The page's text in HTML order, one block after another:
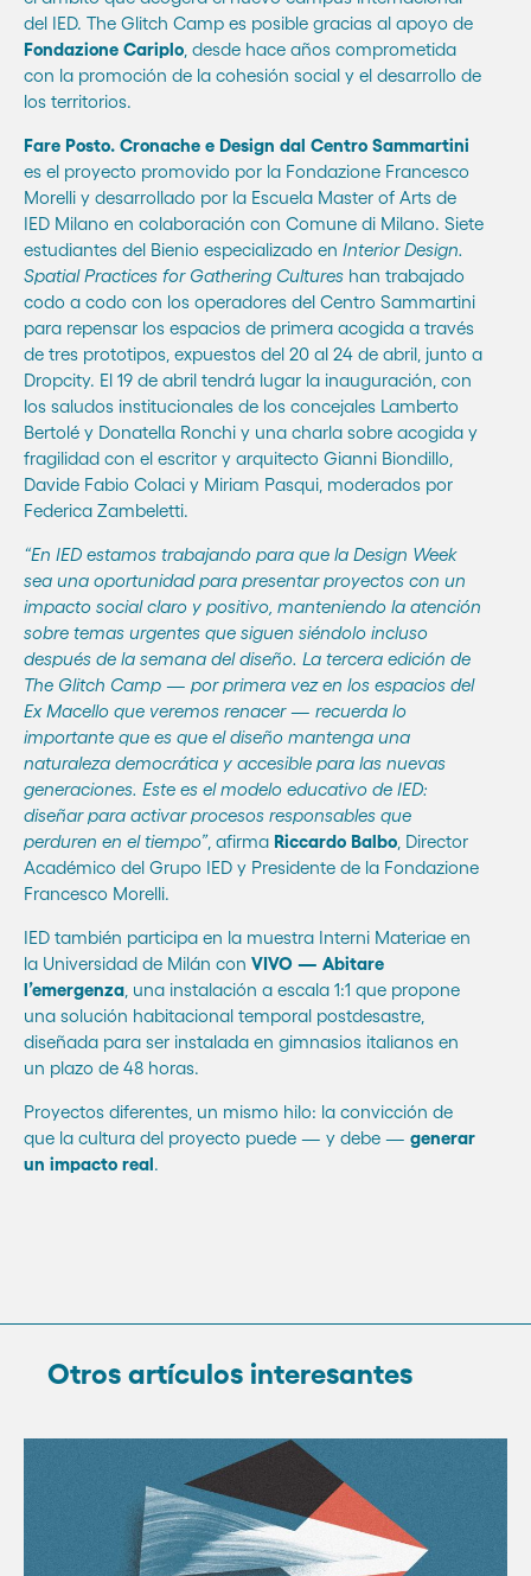
del IED. The Glitch Camp es posible gracias al apoyo de
Fondazione Cariplo , desde hace años comprometida
con la promoción de la cohesión social y el desarrollo de
los territorios.
Fare Posto. Cronache e Design dal Centro Sammartini
es el proyecto promovido por la Fondazione Francesco
Morelli y desarrollado por la Escuela Master of Arts de
IED Milano en colaboración con Comune di Milano. Siete
estudiantes del Bienio especializado en Interior Design.
Spatial Practices for Gathering Cultures han trabajado
codo a codo con los operadores del Centro Sammartini
para repensar los espacios de primera acogida a través
de tres prototipos, expuestos del 20 al 24 de abril, junto a
Dropcity. El 19 de abril tendrá lugar la inauguración, con
los saludos institucionales de los concejales Lamberto
Bertolé y Donatella Ronchi y una charla sobre acogida y
fragilidad con el escritor y arquitecto Gianni Biondillo,
Davide Fabio Colaci y Miriam Pasqui, moderados por
Federica Zambeletti.
“En IED estamos trabajando para que la Design Week
sea una oportunidad para presentar proyectos con un
impacto social claro y positivo, manteniendo la atención
sobre temas urgentes que siguen siéndolo incluso
después de la semana del diseño. La tercera edición de
The Glitch Camp — por primera vez en los espacios del
Ex Macello que veremos renacer — recuerda lo
importante que es que el diseño mantenga una
naturaleza democrática y accesible para las nuevas
generaciones. Este es el modelo educativo de IED:
diseñar para activar procesos responsables que
perduren en el tiempo”, afirma Riccardo Balbo , Director
Académico del Grupo IED y Presidente de la Fondazione
Francesco Morelli.
IED también participa en la muestra Interni Materiae en
la Universidad de Milán con VIVO — Abitare
l’emergenza , una instalación a escala 1:1 que propone
una solución habitacional temporal postdesastre,
diseñada para ser instalada en gimnasios italianos en
un plazo de 48 horas.
Proyectos diferentes, un mismo hilo: la convicción de
que la cultura del proyecto puede — y debe — generar
un impacto real.
Otros artículos interesantes